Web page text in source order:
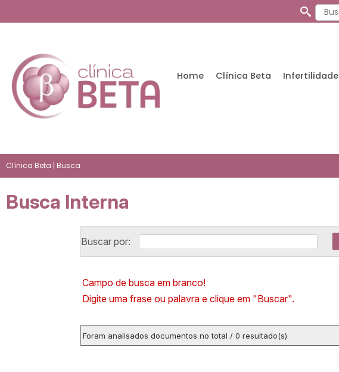
Home Clínica Beta Infertilidade
Clínica Beta | Busca
Busca Interna
Buscar por:
Campo de busca em branco!
Digite uma frase ou palavra e clique em "Buscar".
Foram analisados documentos no total / 0 resultado(s)